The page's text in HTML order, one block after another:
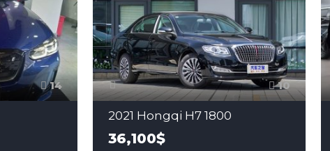
14 10
2021 Hongqi H7 1800
36,100$